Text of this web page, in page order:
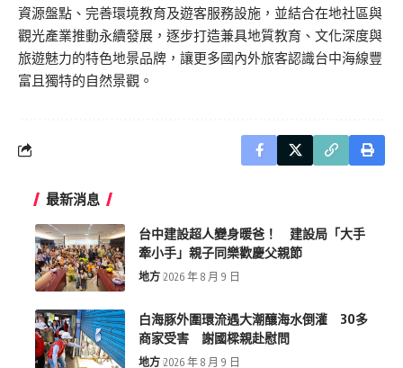
資源盤點、完善環境教育及遊客服務設施，並結合在地社區與
觀光產業推動永續發展，逐步打造兼具地質教育、文化深度與
旅遊魅力的特色地景品牌，讓更多國內外旅客認識台中海線豐
富且獨特的自然景觀。
最新消息
台中建設超人變身暖爸！ 建設局「大手
牽小手」親子同樂歡慶父親節
地方 2026 年 8 月 9 日
白海豚外圍環流遇大潮釀海水倒灌 30多
商家受害 謝國樑親赴慰問
地方 2026 年 8 月 9 日